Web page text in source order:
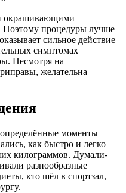
окрашивающими
Поэтому процедуры лучше
сильное действие
симптомах
Несмотря на
желательна
моменты
как быстро и легко
килограммов. Думали-
разнообразные
кто шёл в спортзал,